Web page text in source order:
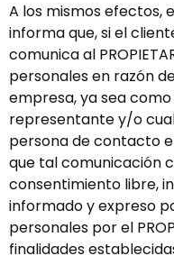
A los mismos efectos, el
informa que, si el
comunica al
personales en razón
empresa, ya sea
representante y/o
persona de contacto
que tal comunicación
consentimiento libre,
informado y expreso
personales por el
finalidades